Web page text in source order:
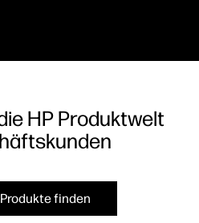
HP Produktwelt
finden